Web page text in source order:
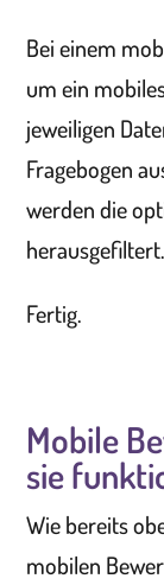
Bei einem
um ein
jeweiligen
Fragebogen
werden die
herausgefiltert.
Fertig.
Mobile
sie
Wie bereits
mobilen